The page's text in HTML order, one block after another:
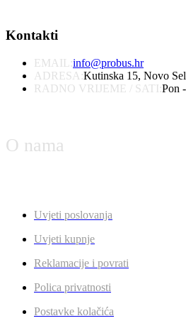
Kontakti
EMAIL:info@probus.hr
ADRESA:Kutinska 15, Novo
RADNO VRIJEME / SATI:Pon
O nama
Uvjeti poslovanja
Uvjeti kupnje
Reklamacije i povrati
Polica privatnosti
Postavke kolačića